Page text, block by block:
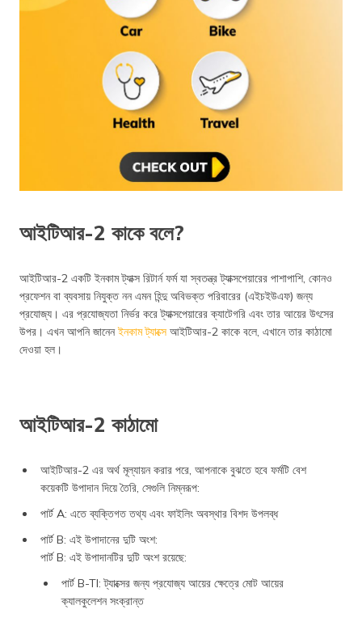
আইটিআর-2 কাকে বলে?
আইটিআর-2 একটি ইনকাম ট্যাক্স রিটার্ন ফর্ম যা স্বতন্ত্র ট্যাক্সপেয়ারের পাশাপাশি, কোনও
প্রফেশন বা ব্যবসায় নিযুক্ত নন এমন হিন্দু অবিভক্ত পরিবারের (এইচইউএফ) জন্য
প্রযোজ্য। এর প্রযোজ্যতা নির্ভর করে ট্যাক্সপেয়ারের ক্যাটেগরি এবং তার আয়ের উৎসের
উপর। এখন আপনি জানেনইনকাম ট্যাক্সে আইটিআর-2 কাকে বলে, এখানে তার কাঠামো
দেওয়া হল।
আইটিআর-2 কাঠামো
আইটিআর-2 এর অর্থ মূল্যায়ন করার পরে, আপনাকে বুঝতে হবে ফর্মটি বেশ
কয়েকটি উপাদান দিয়ে তৈরি, সেগুলি নিম্নরূপ:
পার্ট A: এতে ব্যক্তিগত তথ্য এবং ফাইলিং অবস্থার বিশদ উপলব্ধ
পার্ট B: এই উপাদানের দুটি অংশ:
পার্ট B: এই উপাদানটির দুটি অংশ রয়েছে:
পার্ট B-TI: ট্যাক্সের জন্য প্রযোজ্য আয়ের ক্ষেত্রে মোট আয়ের
ক্যালকুলেশন সংক্রান্ত